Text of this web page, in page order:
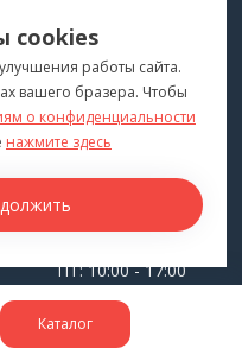
Каталог
КОНТАКТЫ
г. Владивосток
ПТ: 10:00 - 17:00
СБ-ВС: Выходной
cookies
работы сайта.
вашего бразера. Чтобы
о конфиденциальности
нажмите здесь